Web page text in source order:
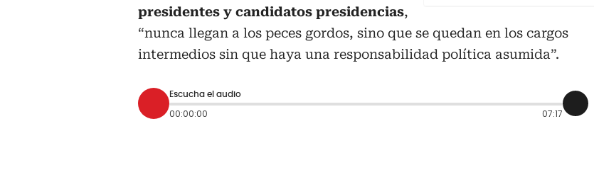
presidentes y candidatos presidencias,
“nunca llegan a los peces gordos, sino que se quedan en los cargos
intermedios sin que haya una responsabilidad política asumida”.
Escucha el audio
00:00:00 07:17